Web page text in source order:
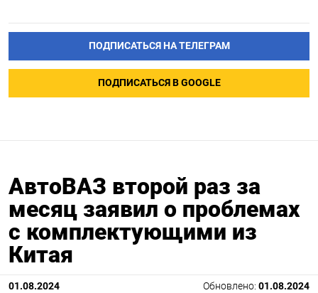
ПОДПИСАТЬСЯ НА ТЕЛЕГРАМ
ПОДПИСАТЬСЯ В GOOGLE
АвтоВАЗ второй раз за
месяц заявил о проблемах
с комплектующими из
Китая
01.08.2024 Обновлено: 01.08.2024